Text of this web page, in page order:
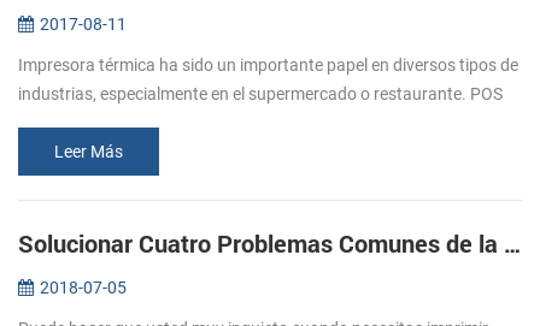
2017-08-11
Impresora térmica ha sido un importante papel en diversos tipos de
industrias, especialmente en el supermercado o restaurante. POS
industria...
Leer Más
Solucionar Cuatro Problemas Comunes de la Impresora
2018-07-05